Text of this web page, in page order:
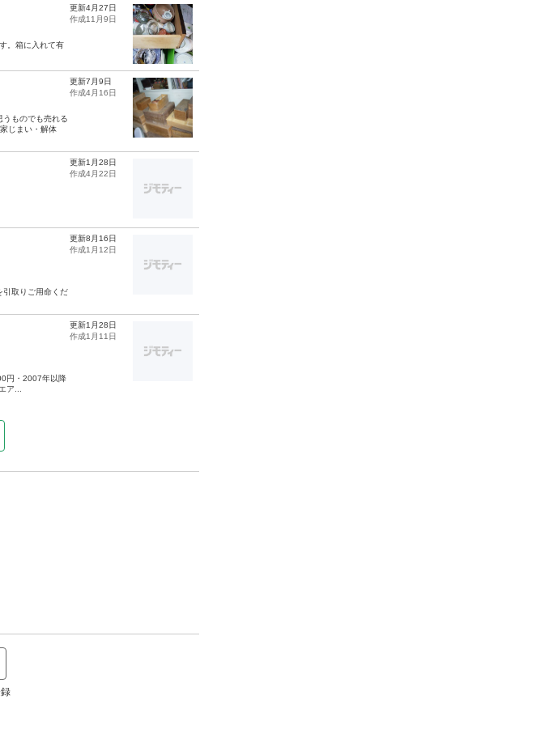
。箱に入れて有
更新4月27日
作成11月9日
ものでも売れる
じまい・解体
更新7月9日
作成4月16日
更新1月28日
作成4月22日
引取りご用命くだ
更新8月16日
作成1月12日
円・2007年以降
ア...
更新1月28日
作成1月11日